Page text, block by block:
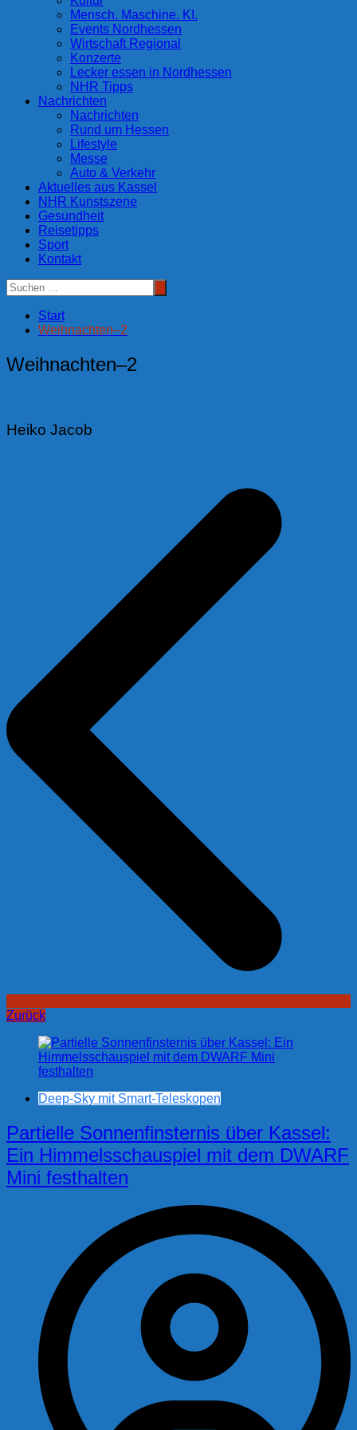
Mensch. Maschine. KI.
Events Nordhessen
Wirtschaft Regional
Konzerte
Lecker essen in Nordhessen
NHR Tipps
Nachrichten
Nachrichten
Rund um Hessen
Lifestyle
Messe
Auto & Verkehr
Aktuelles aus Kassel
NHR Kunstszene
Gesundheit
Reisetipps
Sport
Kontakt
Start
Weihnachten–2
Weihnachten–2
Heiko Jacob
Zurück
Deep-Sky mit Smart-Teleskopen
Partielle Sonnenfinsternis über Kassel:
Ein Himmelsschauspiel mit dem DWARF
Mini festhalten